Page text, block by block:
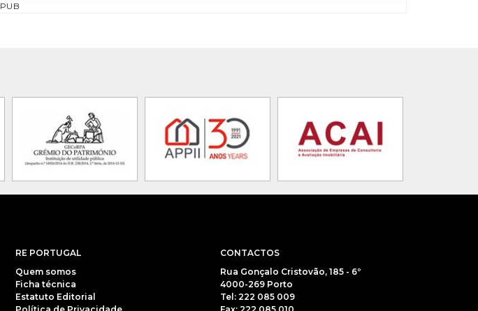
PUB
RE PORTUGAL
Quem somos
Ficha técnica
Estatuto Editorial
CONTACTOS
Rua Gonçalo Cristovão, 185 - 6º
4000-269 Porto
Tel: 222 085 009